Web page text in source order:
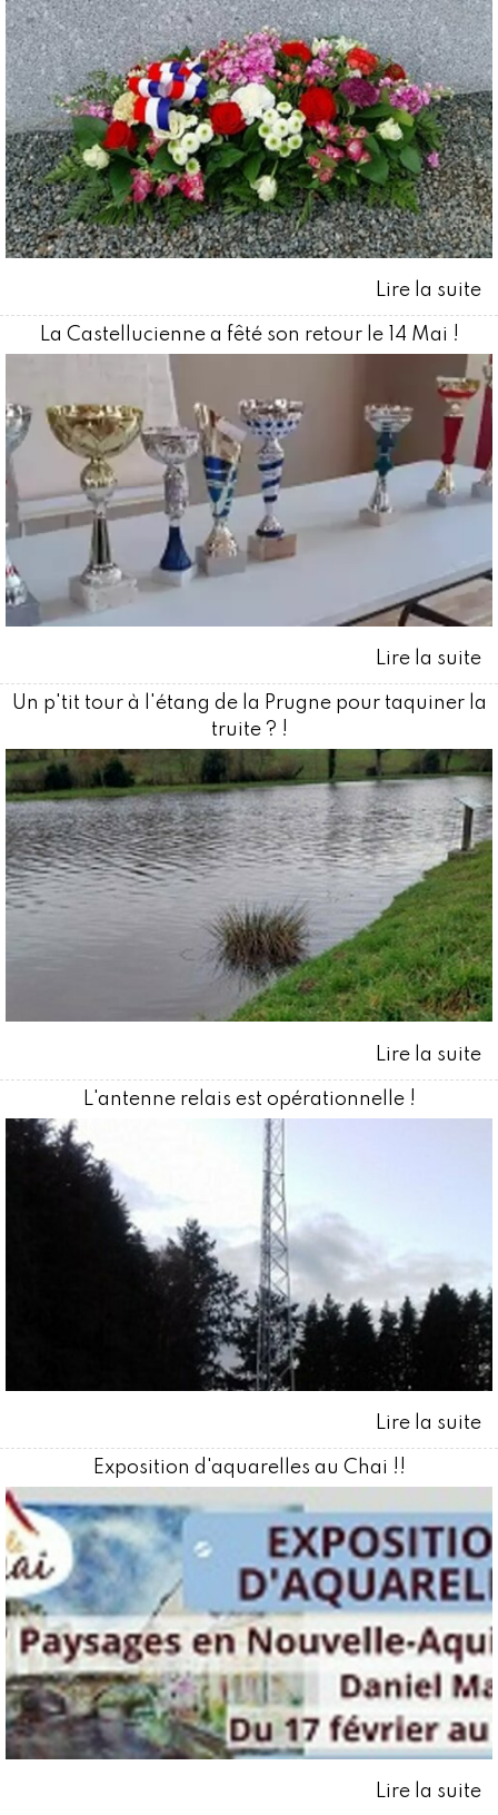
La Castellucienne a fêté son retour le 14 Mai !
Un p'tit tour à l'étang de la Prugne pour taquiner la
truite ? !
L'antenne relais est opérationnelle !
Exposition d'aquarelles au Chai !!